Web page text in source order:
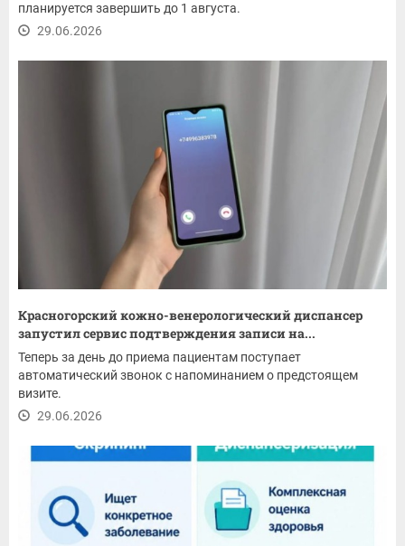
планируется завершить до 1 августа.
29.06.2026
Красногорский кожно-венерологический диспансер
запустил сервис подтверждения записи на...
Теперь за день до приема пациентам поступает
автоматический звонок с напоминанием о предстоящем
визите.
29.06.2026